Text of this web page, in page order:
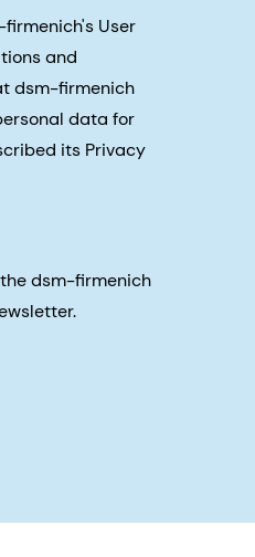
User
and
dsm-firmenich
data for
its Privacy
dsm-firmenich